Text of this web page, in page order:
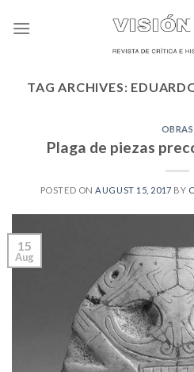
TAG ARCHIVES:
OBRAS
Plaga de piezas
POSTED ON AUGUST 15, 2017 BY
15
Aug